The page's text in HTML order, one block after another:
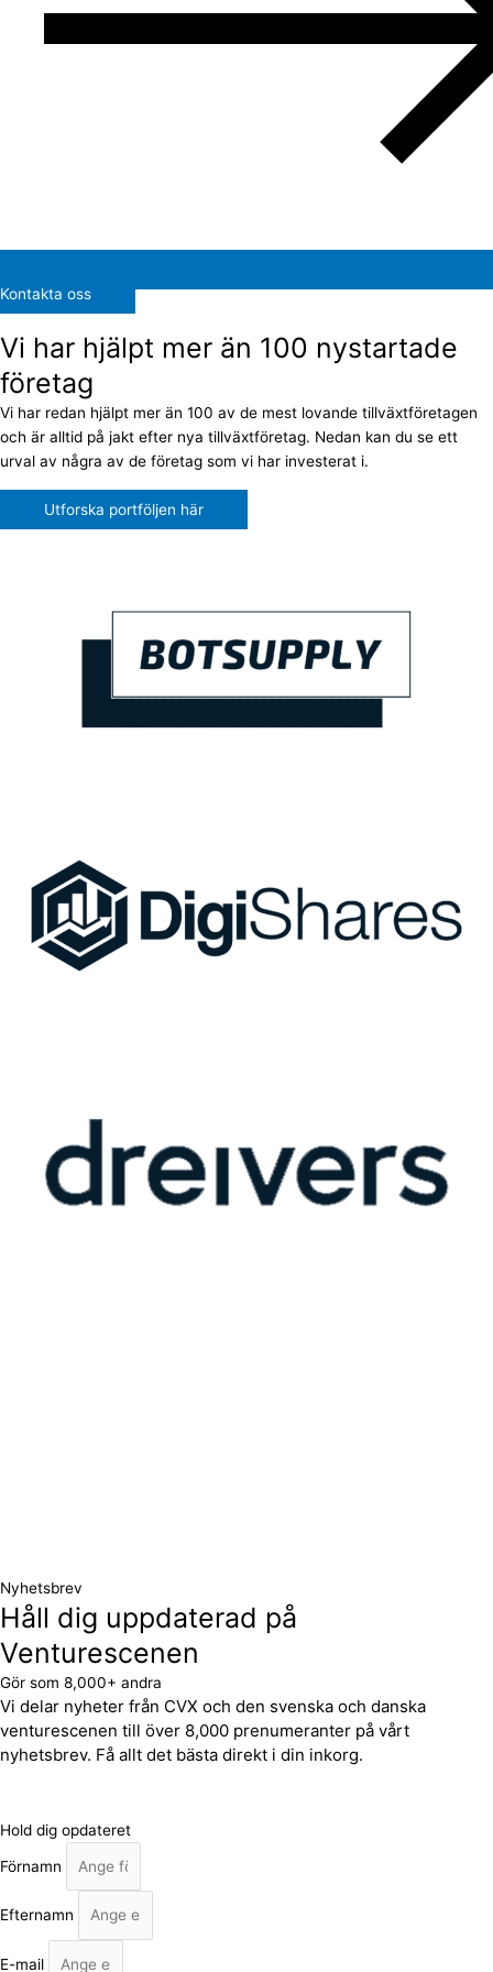
Kontakta oss
Vi har hjälpt mer än 100 nystartade
företag
Vi har redan hjälpt mer än 100 av de mest lovande tillväxtföretagen
och är alltid på jakt efter nya tillväxtföretag. Nedan kan du se ett
urval av några av de företag som vi har investerat i.
Utforska portföljen här
Nyhetsbrev
Håll dig uppdaterad på
Venturescenen
Gör som 8,000+ andra
Vi delar nyheter från CVX och den svenska och danska
venturescenen till över 8,000 prenumeranter på vårt
nyhetsbrev. Få allt det bästa direkt i din inkorg.
Hold dig opdateret
Förnamn
Efternamn
E-mail